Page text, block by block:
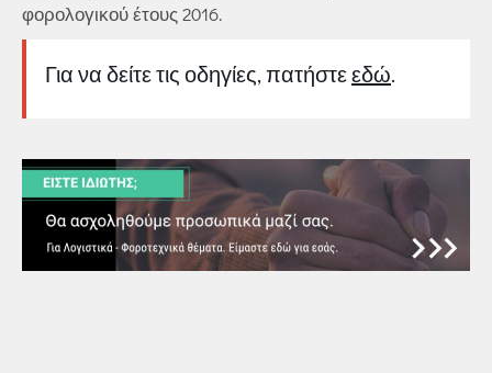
φορολογικού έτους 2016.
Για να δείτε τις οδηγίες, πατήστεεδώ.